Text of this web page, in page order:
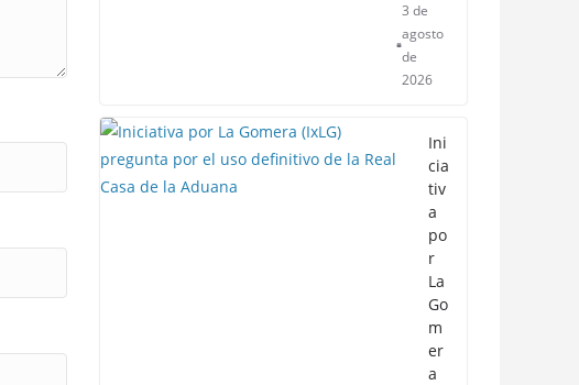
3 de
agosto
de
2026
Ini
cia
tiv
a
po
r
La
Go
m
er
a